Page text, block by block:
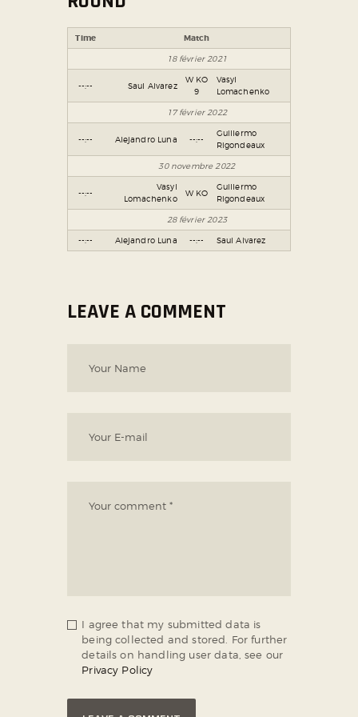
Time Match
18 février 2021
--:-- Saul Alvarez
W KO
9
Vasyl
Lomachenko
17 février 2022
--:-- Alejandro Luna --:--
Guillermo
Rigondeaux
30 novembre 2022
--:--
Vasyl
Lomachenko
W KO
Guillermo
Rigondeaux
28 février 2023
--:-- Alejandro Luna --:-- Saul Alvarez
LEAVE A COMMENT
I agree that my submitted data is
being collected and stored. For further
details on handling user data, see our
Privacy Policy